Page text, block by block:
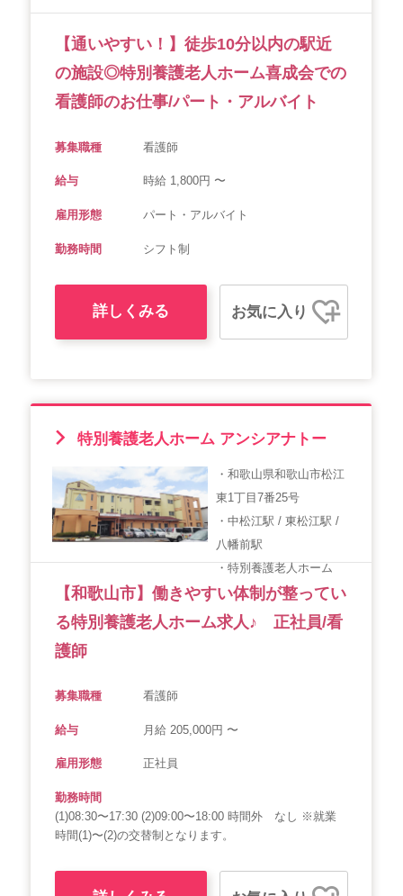
【通いやすい！】徒歩10分以内の駅近
の施設◎特別養護老人ホーム喜成会での
看護師のお仕事/パート・アルバイト
募集職種 看護師
給与 時給 1,800円 〜
雇用形態 パート・アルバイト
勤務時間 シフト制
詳しくみる お気に入り
特別養護老人ホーム アンシアナトー
・和歌山県和歌山市松江
東1丁目7番25号
・中松江駅 / 東松江駅 /
八幡前駅
・特別養護老人ホーム
【和歌山市】働きやすい体制が整ってい
る特別養護老人ホーム求人♪ 正社員/看
護師
募集職種 看護師
給与 月給 205,000円 〜
雇用形態 正社員
勤務時間
(1)08:30〜17:30 (2)09:00〜18:00 時間外 なし ※就業
時間(1)〜(2)の交替制となります。